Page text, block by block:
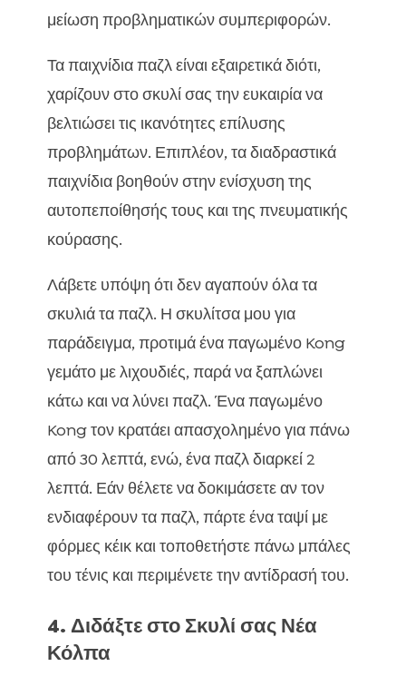
μείωση προβληματικών συμπεριφορών.
Τα παιχνίδια παζλ είναι εξαιρετικά διότι,
χαρίζουν στο σκυλί σας την ευκαιρία να
βελτιώσει τις ικανότητες επίλυσης
προβλημάτων. Επιπλέον, τα διαδραστικά
παιχνίδια βοηθούν στην ενίσχυση της
αυτοπεποίθησής τους και της πνευματικής
κούρασης.
Λάβετε υπόψη ότι δεν αγαπούν όλα τα
σκυλιά τα παζλ. Η σκυλίτσα μου για
παράδειγμα, προτιμά ένα παγωμένο Kong
γεμάτο με λιχουδιές, παρά να ξαπλώνει
κάτω και να λύνει παζλ. Ένα παγωμένο
Kong τον κρατάει απασχολημένο για πάνω
από 30 λεπτά, ενώ, ένα παζλ διαρκεί 2
λεπτά. Εάν θέλετε να δοκιμάσετε αν τον
ενδιαφέρουν τα παζλ, πάρτε ένα ταψί με
φόρμες κέικ και τοποθετήστε πάνω μπάλες
του τένις και περιμένετε την αντίδρασή του.
4. Διδάξτε στο Σκυλί σας Νέα
Κόλπα